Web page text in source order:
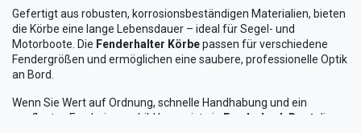
Gefertigt aus robusten, korrosionsbeständigen Materialien, bieten
die Körbe eine lange Lebensdauer – ideal für Segel- und
Motorboote. Die Fenderhalter Körbepassen für verschiedene
Fendergrößen und ermöglichen eine saubere, professionelle Optik
an Bord.
Wenn Sie Wert auf Ordnung, schnelle Handhabung und ein
gepflegtes Erscheinungsbild legen, ist ein Fenderkorb Boot
die